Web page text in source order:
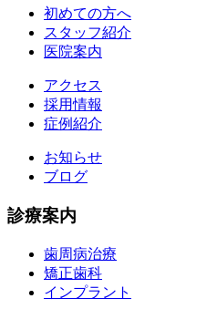
初めての方へ
スタッフ紹介
医院案内
アクセス
採用情報
症例紹介
お知らせ
ブログ
診療案内
歯周病治療
矯正歯科
インプラント